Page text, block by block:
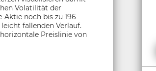
Volatilität der
-Aktie noch bis zu 196
fallenden Verlauf.
Preislinie von